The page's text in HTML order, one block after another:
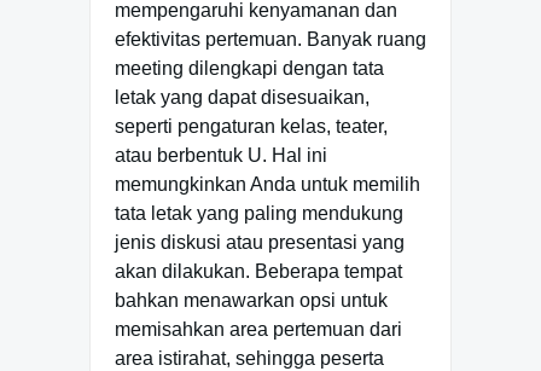
mempengaruhi kenyamanan dan
efektivitas pertemuan. Banyak ruang
meeting dilengkapi dengan tata
letak yang dapat disesuaikan,
seperti pengaturan kelas, teater,
atau berbentuk U. Hal ini
memungkinkan Anda untuk memilih
tata letak yang paling mendukung
jenis diskusi atau presentasi yang
akan dilakukan. Beberapa tempat
bahkan menawarkan opsi untuk
memisahkan area pertemuan dari
area istirahat, sehingga peserta